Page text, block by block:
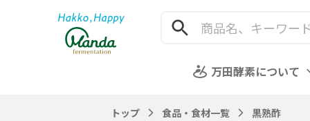
万田酵素について
トップ 食品・食材一覧 黒熟酢